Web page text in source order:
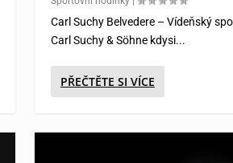
Carl Suchy Belvedere – Vídeňský
Carl Suchy & Söhne kdysi...
PŘEČTĚTE SI VÍCE